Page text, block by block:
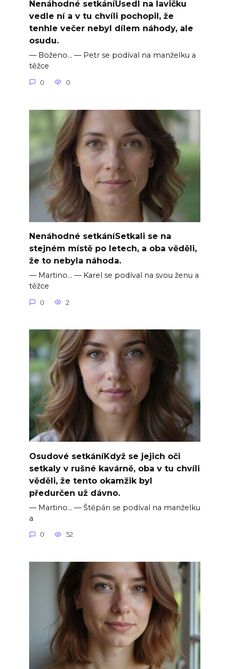
Nenáhodné setkáníUsedl na lavičku
vedle ní a v tu chvíli pochopil, že
tenhle večer nebyl dílem náhody, ale
osudu.
— Boženo… — Petr se podíval na manželku a
těžce
0 0
Nenáhodné setkáníSetkali se na
stejném místě po letech, a oba věděli,
že to nebyla náhoda.
— Martino… — Karel se podíval na svou ženu a
těžce
0 2
Osudové setkáníKdyž se jejich oči
setkaly v rušné kavárně, oba v tu chvíli
věděli, že tento okamžik byl
předurčen už dávno.
— Martino… — Štěpán se podíval na manželku
a
0 52